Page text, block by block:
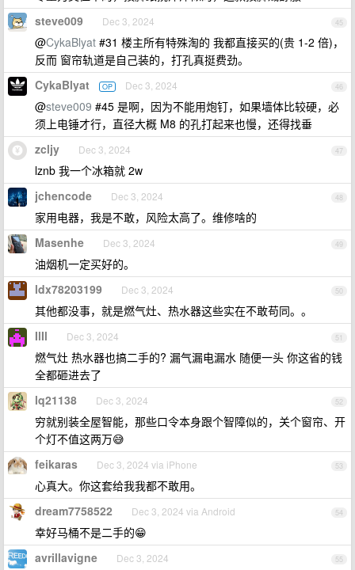
45
steve009 Dec 3, 2024
@CykaBlyat #31 楼主所有特殊淘的 我都直接买的(贵 1-2 倍)，
反而 窗帘轨道是自己装的，打孔真挺费劲。
46
CykaBlyat OP Dec 3, 2024
@steve009 #45 是啊，因为不能用炮钉，如果墙体比较硬，必
须上电锤才行，直径大概 M8 的孔打起来也慢，还得找垂
47
zcljy Dec 3, 2024
lznb 我一个冰箱就 2w
48
jchencode Dec 3, 2024
家用电器，我是不敢，风险太高了。维修啥的
49
Masenhe Dec 3, 2024
油烟机一定买好的。
50
ldx78203199 Dec 3, 2024
其他都没事，就是燃气灶、热水器这些实在不敢苟同。。
51
IlIl Dec 3, 2024
燃气灶 热水器也搞二手的? 漏气漏电漏水 随便一头 你这省的钱
全都砸进去了
52
lq21138 Dec 3, 2024
穷就别装全屋智能，那些口令本身跟个智障似的，关个窗帘、开
个灯不值这两万😅
53
feikaras Dec 3, 2024 via iPhone
心真大。你这套给我我都不敢用。
54
dream7758522 Dec 3, 2024 via Android
幸好马桶不是二手的😁
55
avrillavigne Dec 3, 2024